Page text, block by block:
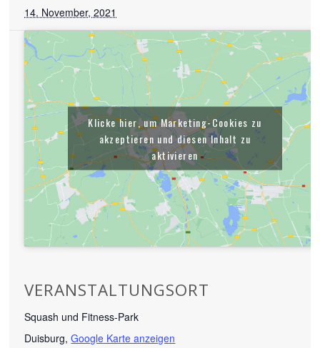
14. November, 2021
VERANSTALTUNGSORT
Squash und Fitness-Park
Duisburg, Google Karte anzeigen
Klicke hier, um Marketing-Cookies zu
akzeptieren und diesen Inhalt zu
aktivieren